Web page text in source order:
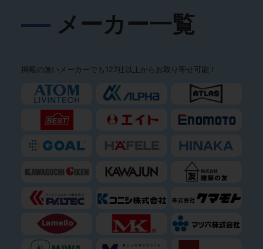
メーカー一覧
掲載の無いメーカーでも127社以上からお取り寄せ可能！